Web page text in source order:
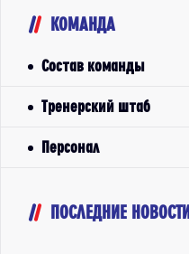
КОМАНДА
Состав команды
Тренерский штаб
Персонал
ПОСЛЕДНИЕ НОВОСТИ